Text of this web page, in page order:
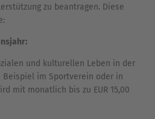
zu beantragen. Diese
und kulturellen Leben in der
Beispiel im Sportverein oder in
mit monatlich bis zu EUR 15,00